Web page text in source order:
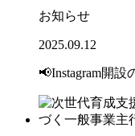
お知らせ
2025.09.12
📢Instagram開設